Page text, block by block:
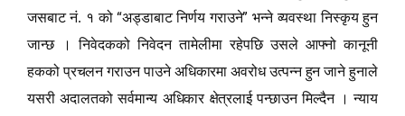
जसबाट नं. १ को“अड्डाबाट निर्णय गराउने”भन्ने व्यवस्था निस्कृय हुन
जान्छ । निवेदकको निवेदन तामेलीमा रहेपछि उसले आफ्नो कानूनी
हकको प्रचलन गराउन पाउने अधिकारमा अवरोध उत्पन्न हुन जाने हुनाले
यसरी अदालतको सर्वमान्य अधिकार क्षेत्रलाई पन्छाउन मिल्दैन । न्याय